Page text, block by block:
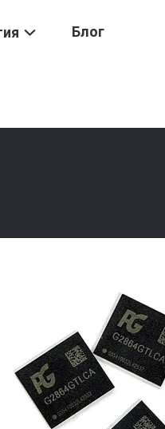
Блог